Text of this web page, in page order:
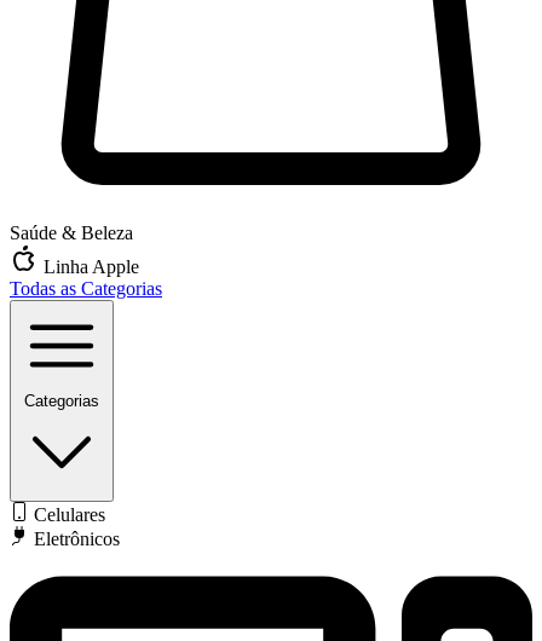
Saúde & Beleza
Linha Apple
Todas as Categorias
Categorias
Celulares
Eletrônicos